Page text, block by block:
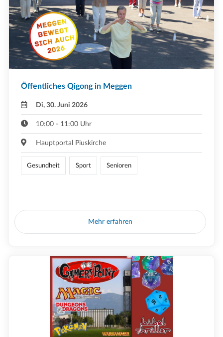
Öffentliches Qigong in Meggen
Di, 30. Juni 2026
10:00 - 11:00 Uhr
Hauptportal Piuskirche
Gesundheit Sport Senioren
Mehr erfahren